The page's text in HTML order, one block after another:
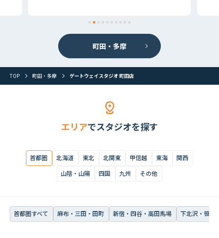
北海道 東北 北関東 東海
山陰・山陽
四国 九州 その他
町田・多摩
TOP 町田・多摩 ゲートウェイスタジオ 町田店
エリアでスタジオを探す
首都圏 北海道 東北 北関東 甲信越 東海
関西
山陰・山陽
四国 九州 その他
首都圏すべて 麻布・三田・田町 新宿・四谷・高田馬場 下北沢・笹塚